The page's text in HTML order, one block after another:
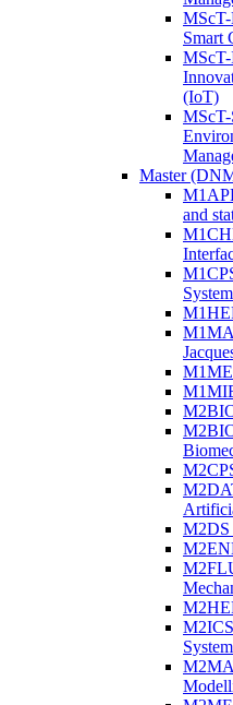
Smart
(IoT)
Master
and
M2DS